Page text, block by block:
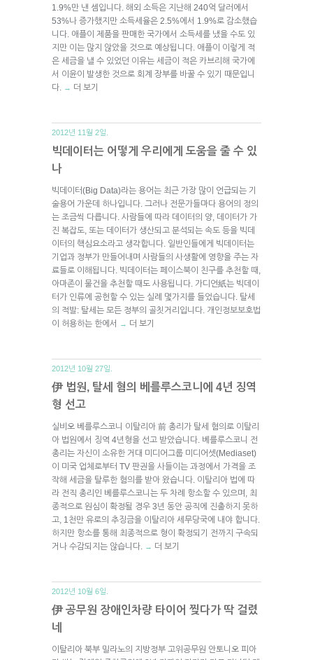
1.9%만 낸 셈입니다. 해외 소득은 지난해 240억 달러에서
53%나 증가했지만 소득세율은 2.5%에서 1.9%로 감소했습
니다. 애플이 제품을 판매한 국가에서 소득세를 냈을 수도 있
지만 이는 많지 않았을 것으로 예상됩니다. 애플이 이렇게 적
은 세금을 낼 수 있었던 이유는 세금이 적은 카브리해 국가에
서 이윤이 발생한 것으로 회계 장부를 바꿀 수 있기 때문입니
다.
→ 더 보기
2012년 11월 2일.
빅데이터는 어떻게 우리에게 도움을 줄 수 있
나
빅데이터(Big Data)라는 용어는 최근 가장 많이 언급되는 기
술용어 가운데 하나입니다. 그러나 전문가들마다 용어의 정의
는 조금씩 다릅니다. 사람들에 따라 데이터의 양, 데이터가 가
진 복잡도, 또는 데이터가 생산되고 분석되는 속도 등을 빅데
이터의 핵심요소라고 생각합니다. 일반인들에게 빅데이터는
기업과 정부가 만들어내며 사람들의 사생활에 영향을 주는 자
료들로 이해됩니다. 빅데이터는 페이스북이 친구를 추천할 때,
아마존이 물건을 추천할 때도 사용됩니다. 가디언紙는 빅데이
터가 인류에 공헌할 수 있는 실례 몇가지를 들었습니다. 탈세
의 적발: 탈세는 모든 정부의 골칫거리입니다. 개인정보보호법
이 허용하는 한에서
→ 더 보기
2012년 10월 27일.
伊 법원, 탈세 혐의 베를루스코니에 4년 징역
형 선고
실비오 베를루스코니 이탈리아 前 총리가 탈세 혐의로 이탈리
아 법원에서 징역 4년형을 선고 받았습니다. 베를루스코니 전
총리는 자신이 소유한 거대 미디어그룹 미디어셋(Mediaset)
이 미국 업체로부터 TV 판권을 사들이는 과정에서 가격을 조
작해 세금을 탈루한 혐의를 받아 왔습니다. 이탈리아 법에 따
라 전직 총리인 베를루스코니는 두 차례 항소할 수 있으며, 최
종적으로 원심이 확정될 경우 3년 동안 공직에 진출하지 못하
고, 1천만 유로의 추징금을 이탈리아 세무당국에 내야 합니다.
하지만 항소를 통해 최종적으로 형이 확정되기 전까지 구속되
거나 수감되지는 않습니다.
→ 더 보기
2012년 10월 6일.
伊 공무원 장애인차량 타이어 찢다가 딱 걸렸
네
이탈리아 북부 밀라노의 지방정부 고위공무원 안토니오 피아